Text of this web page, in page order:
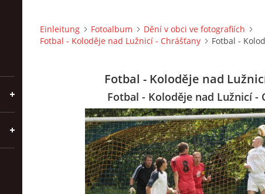
Einleitung Fotoalbum
Dění v obci ve fotografiích
Fotbal - Koloděje nad Lužnicí - Chrášťany
Fotbal -
Fotbal - Koloděje nad
Fotbal - Koloděje nad Lužnicí -